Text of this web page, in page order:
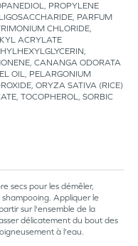
PROPYLENE
PARFUM
CHLORIDE,
ACRYLATE
CANANGA ODORATA
OIL, PELARGONIUM
ORYZA SATIVA (RICE)
TOCOPHEROL, SORBIC
secs pour les démêler,
Appliquer le
sur l'ensemble de la
délicatement du bout des
à l'eau.